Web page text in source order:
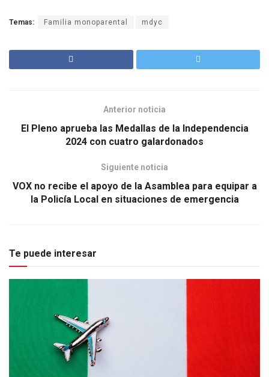
Temas: Familia monoparental mdyc
Anterior noticia
El Pleno aprueba las Medallas de la Independencia
2024 con cuatro galardonados
Siguiente noticia
VOX no recibe el apoyo de la Asamblea para equipar a
la Policía Local en situaciones de emergencia
Te puede interesar